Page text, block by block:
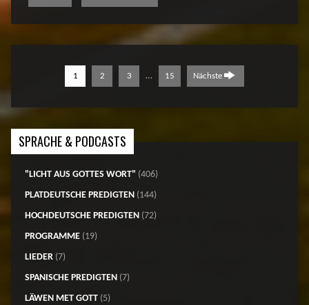
1 2 3 … 15 Nächste
SPRACHE & PODCASTS
"LICHT AUS GOTTES WORT" (406)
PLATDEUTSCHE PREDIGTEN(144)
HOCHDEUTSCHE PREDIGTEN(72)
PROGRAMME(19)
LIEDER(7)
SPANISCHE PREDIGTEN(7)
LÄWEN MET GOTT(5)